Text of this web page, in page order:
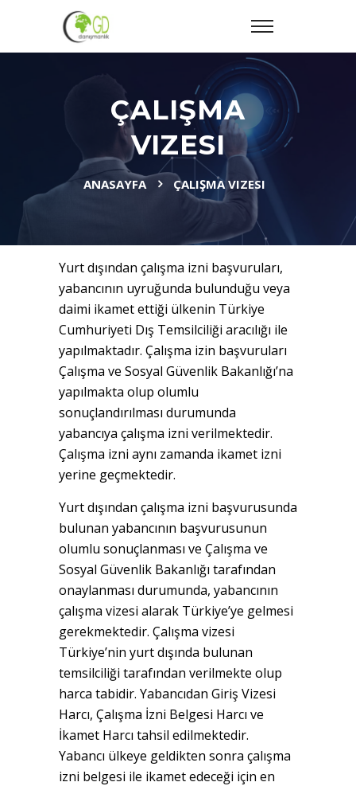
ÇALIŞMA
VIZESI
ANASAYFA ÇALIŞMA VIZESI
Yurt dışından çalışma izni başvuruları,
yabancının uyruğunda bulunduğu veya
daimi ikamet ettiği ülkenin Türkiye
Cumhuriyeti Dış Temsilciliği aracılığı ile
yapılmaktadır. Çalışma izin başvuruları
Çalışma ve Sosyal Güvenlik Bakanlığı’na
yapılmakta olup olumlu
sonuçlandırılması durumunda
yabancıya çalışma izni verilmektedir.
Çalışma izni aynı zamanda ikamet izni
yerine geçmektedir.
Yurt dışından çalışma izni başvurusunda
bulunan yabancının başvurusunun
olumlu sonuçlanması ve Çalışma ve
Sosyal Güvenlik Bakanlığı tarafından
onaylanması durumunda, yabancının
çalışma vizesi alarak Türkiye’ye gelmesi
gerekmektedir. Çalışma vizesi
Türkiye’nin yurt dışında bulunan
temsilciliği tarafından verilmekte olup
harca tabidir. Yabancıdan Giriş Vizesi
Harcı, Çalışma İzni Belgesi Harcı ve
İkamet Harcı tahsil edilmektedir.
Yabancı ülkeye geldikten sonra çalışma
izni belgesi ile ikamet edeceği için en